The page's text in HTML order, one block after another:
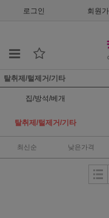
로그인 회원
탈취제/털제거/기타
집/방석/베개
탈취제/털제거/기타
최신순 낮은가격